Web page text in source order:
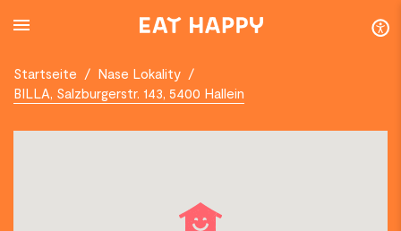
TO
Startseite / Nase Lokality /
BILLA, Salzburgerstr. 143, 5400 Hallein